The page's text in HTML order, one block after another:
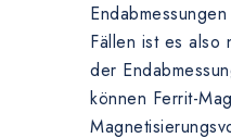
Fällen ist es also
der
können Ferrit-